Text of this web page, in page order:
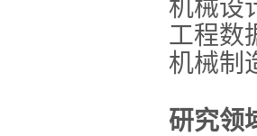
机械设
工程数
机械制
研究领